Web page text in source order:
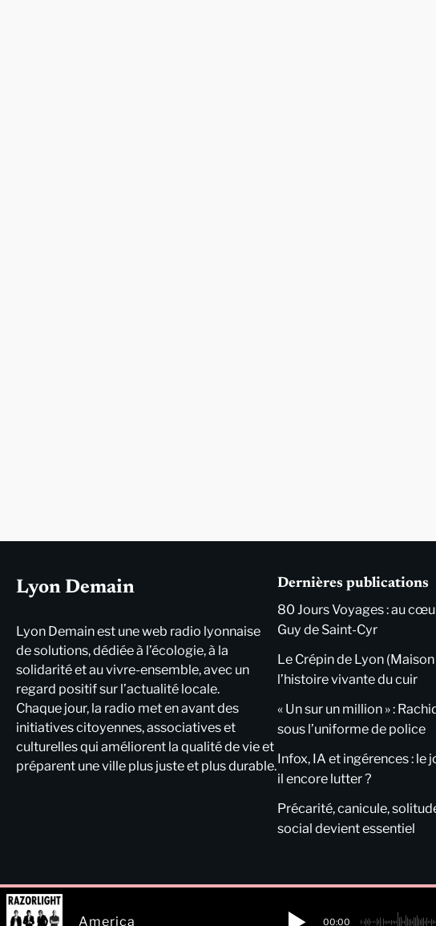
Lyon Demain
Lyon Demain est une web radio lyonnaise
de solutions, dédiée à l’écologie, à la
solidarité et au vivre-ensemble, avec un
regard positif sur l’actualité locale.
Chaque jour, la radio met en avant des
initiatives citoyennes, associatives et
culturelles qui améliorent la qualité de vie et
préparent une ville plus juste et plus durable.
Dernières publications
80 Jours Voyages : au
Guy de Saint-Cyr
Le Crépin de Lyon
l’histoire vivante du cuir
« Un sur un million » :
sous l’uniforme de police
Infox, IA et ingérences : le
il encore lutter ?
Précarité, canicule,
social devient essentiel
America 00:00